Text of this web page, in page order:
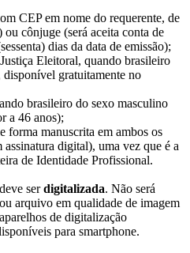
CEP em nome do requerente, de
ou cônjuge (será aceita conta de
dias da data de emissão);
Eleitoral, quando brasileiro
gratuitamente no
brasileiro do sexo masculino
a 46 anos);
forma manuscrita em ambos os
digital), uma vez que é a
de Identidade Profissional.
serdigitalizada. Não será
arquivo em qualidade de imagem
de digitalização
para smartphone.